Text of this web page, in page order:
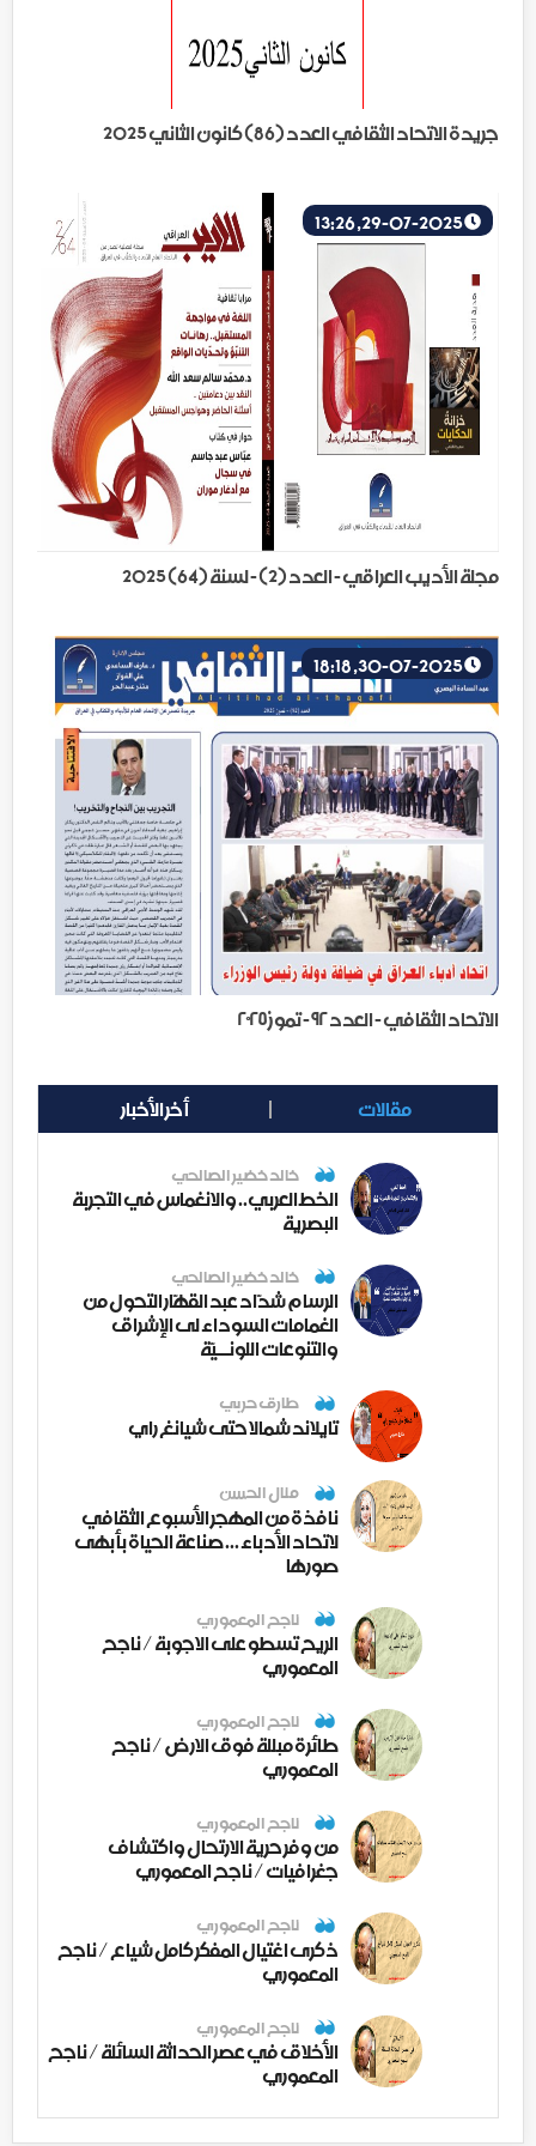
جريدة الاتحاد الثقافي العدد (86) كانون الثاني 2025
مجلة الأديب العراقي - العدد (2) - لسنة (64) 2025
الاتحاد الثقافي - العدد ٩٢ - تموز ٢٠٢٥
مقالات أخر الأخبار
خالد خضير الصالحي
الخط العربي.. والانغماس في التجربة
البصرية
خالد خضير الصالحي
الرسام شدّاد عبد القهّار التحول من
الغمامات السوداء لى الإشراق
والتنوعات اللونــيّة
طارق حربي
تايلاند شمالا حتى شيانغ راي
منال الحسن
نافذة من المهجر الأسبوع الثقافي
لاتحاد الأدباء ... صناعة الحياة بأبهى
صورها
ناجح المعموري
الريح تسطو على الاجوبة / ناجح
المعموري
ناجح المعموري
طائرة مبللة فوق الارض / ناجح
المعموري
ناجح المعموري
من وفر حرية الارتحال واكتشاف
جغرافيات / ناجح المعموري
ناجح المعموري
ذكرى اغتيال المفكر كامل شياع / ناجح
المعموري
ناجح المعموري
الأخلاق في عصر الحداثة السائلة / ناجح
المعموري